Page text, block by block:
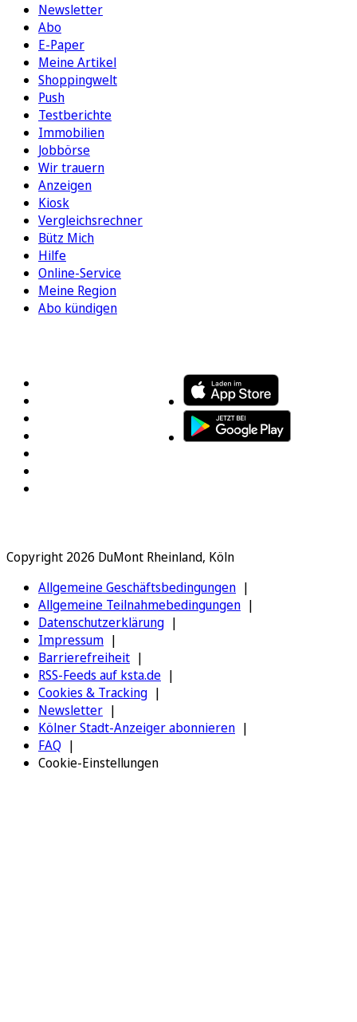
Newsletter
Abo
E-Paper
Meine Artikel
Shoppingwelt
Push
Testberichte
Immobilien
Jobbörse
Wir trauern
Anzeigen
Kiosk
Vergleichsrechner
Bütz Mich
Hilfe
Online-Service
Meine Region
Abo kündigen
Copyright 2026 DuMont Rheinland, Köln
Allgemeine Geschäftsbedingungen
Allgemeine Teilnahmebedingungen
Datenschutzerklärung
Impressum
Barrierefreiheit
RSS-Feeds auf ksta.de
Cookies & Tracking
Newsletter
Kölner Stadt-Anzeiger abonnieren
FAQ
Cookie-Einstellungen